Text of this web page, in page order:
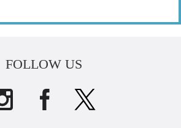
FOLLOW US